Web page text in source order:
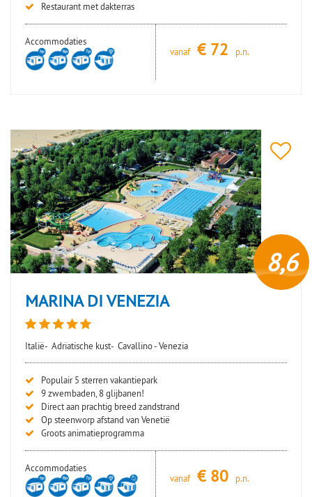
Restaurant met dakterras
Accommodaties
vanaf
€ 72 p.n.
8,6
MARINA DI VENEZIA
Italië- Adriatische kust- Cavallino - Venezia
Populair 5 sterren vakantiepark
9 zwembaden, 8 glijbanen!
Direct aan prachtig breed zandstrand
Op steenworp afstand van Venetië
Groots animatieprogramma
Accommodaties
vanaf
€ 80 p.n.